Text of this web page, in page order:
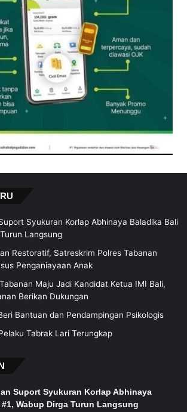
Syukuran Korlap Abhinaya Baladika Bali
Langsung
Restoratif, Satreskrim Polres Tabanan
Penganiayaan Anak
Maju Jadi Kandidat Ketua IMI Bali,
Berikan Dukungan
Bantuan dan Pendampingan Psikologis
Tabrak Lari Terungkap
Suport Syukuran Korlap Abhinaya
Wabup Dirga Turun Langsung